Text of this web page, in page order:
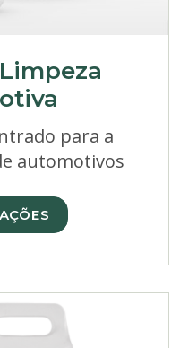
para a
automotivos